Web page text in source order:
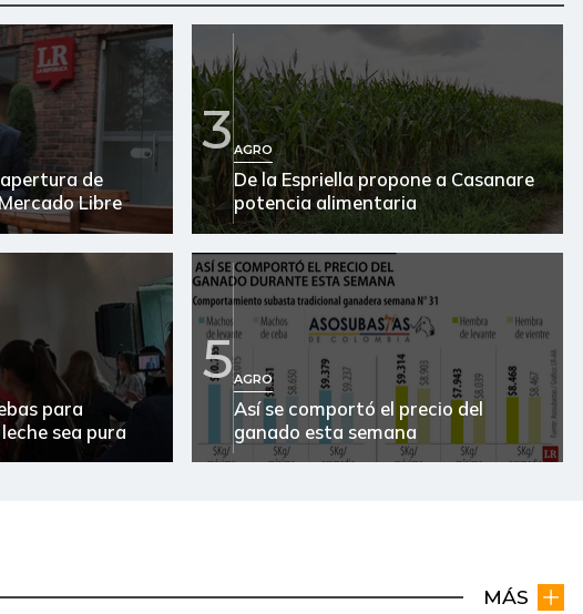
de
Libre
3AGRO
De la Espriella propone a Casanare
potencia alimentaria
para
sea pura
5AGRO
Así se comportó el precio del
ganado esta semana
MÁS